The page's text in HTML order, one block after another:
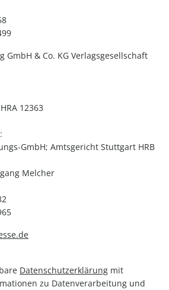
GmbH & Co. KG Verlagsgesellschaft
12363
GmbH; Amtsgericht Stuttgart HRB
Melcher
Datenschutzerklärung mit
zu Datenverarbeitung und